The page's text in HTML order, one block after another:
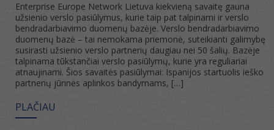
Enterprise Europe Network Lietuva kiekvieną savaitę gauna
užsienio verslo pasiūlymus, kurie taip pat talpinami ir verslo
bendradarbiavimo duomenų bazėje. Verslo bendradarbiavimo
duomenų bazė – tai nemokama priemonė, suteikianti galimybę
susirasti užsienio verslo partnerių daugiau nei 50 šalių. Bazėje
talpinama tūkstančiai verslo pasiūlymų, kurie yra reguliariai
atnaujinami. Šios savaitės pasiūlymai: Ispanijos startuolis ieško
partnerių jūrinės aplinkos bandymams, […]
PLAČIAU